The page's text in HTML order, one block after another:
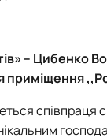
– Цибенко
приміщення
співпраця